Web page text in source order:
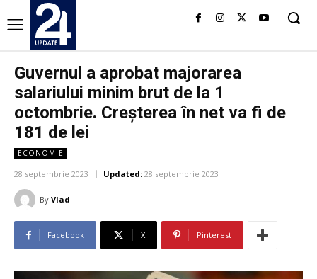
Guvernul a aprobat majorarea
salariului minim brut de la 1
octombrie. Creșterea în net va fi de
181 de lei
ECONOMIE
28 septembrie 2023 Updated: 28 septembrie 2023
By Vlad
Facebook X Pinterest